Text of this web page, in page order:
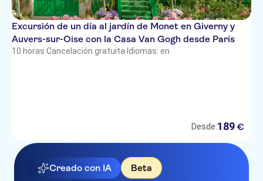
Excursión de un día al jardín de Monet en Giverny y
Auvers-sur-Oise con la Casa Van Gogh desde París
10 horas·Cancelación gratuita· Idiomas: en
Desde:189 €
Creado con IA Beta